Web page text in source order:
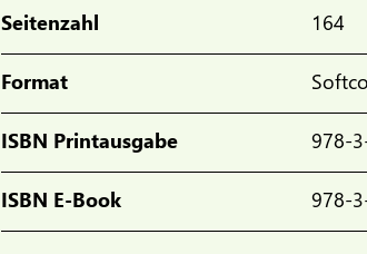
Seitenzahl 164
Format
ISBN Printausgabe 978-
ISBN E-Book 978-